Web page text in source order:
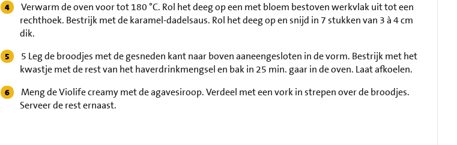
Verwarm de oven voor tot 180 °C. Rol het deeg op een met bloem bestoven werkvlak uit tot een
rechthoek. Bestrijk met de karamel-dadelsaus. Rol het deeg op en snijd in 7 stukken van 3 à 4 cm
dik.
5 Leg de broodjes met de gesneden kant naar boven aaneengesloten in de vorm. Bestrijk met het
kwastje met de rest van het haverdrinkmengsel en bak in 25 min. gaar in de oven. Laat afkoelen.
Meng de Violife creamy met de agavesiroop. Verdeel met een vork in strepen over de broodjes.
Serveer de rest ernaast.